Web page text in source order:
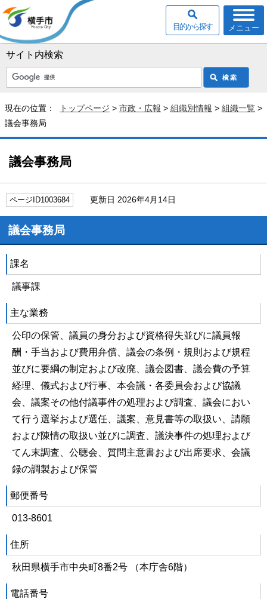
サイト内検索
メニュー
目的から探す
現在の位置： トップページ > 市政・広報 > 組織別情報 > 組織一覧 >
議会事務局
議会事務局
ページID1003684 更新日 2026年4月14日
議会事務局
課名
議事課
主な業務
公印の保管、議員の身分および資格得失並びに議員報
酬・手当および費用弁償、議会の条例・規則および規程
並びに要綱の制定および改廃、議会図書、議会費の予算
経理、儀式および行事、本会議・各委員会および協議
会、議案その他付議事件の処理および調査、議会におい
て行う選挙および選任、議案、意見書等の取扱い、請願
および陳情の取扱い並びに調査、議決事件の処理および
てん末調査、公聴会、質問主意書および出席要求、会議
録の調製および保管
郵便番号
013-8601
住所
秋田県横手市中央町8番2号 （本庁舎6階）
電話番号